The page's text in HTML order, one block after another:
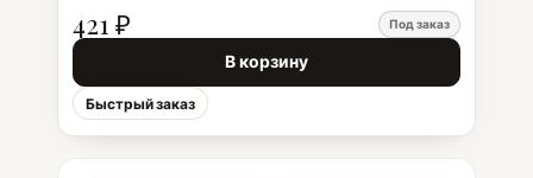
421 ₽ Под заказ
В корзину
Быстрый заказ